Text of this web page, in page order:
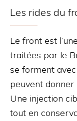
Les rides du
Le front est
traitées par le
se forment
peuvent donner
Une injection
tout en